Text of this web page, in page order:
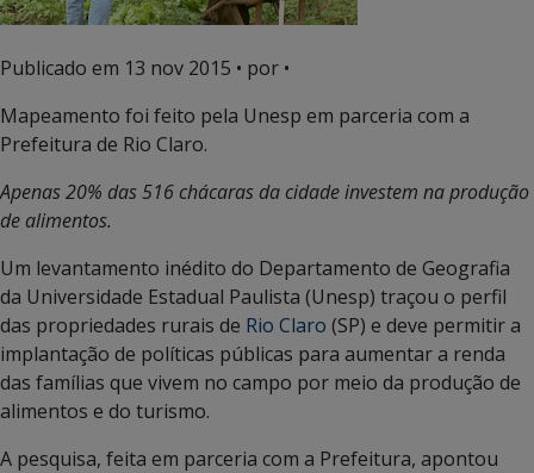
Publicado em 13 nov 2015 • por •
Mapeamento foi feito pela Unesp em parceria com a
Prefeitura de Rio Claro.
Apenas 20% das 516 chácaras da cidade investem na produção
de alimentos.
Um levantamento inédito do Departamento de Geografia
da Universidade Estadual Paulista (Unesp) traçou o perfil
das propriedades rurais de Rio Claro (SP) e deve permitir a
implantação de políticas públicas para aumentar a renda
das famílias que vivem no campo por meio da produção de
alimentos e do turismo.
A pesquisa, feita em parceria com a Prefeitura, apontou